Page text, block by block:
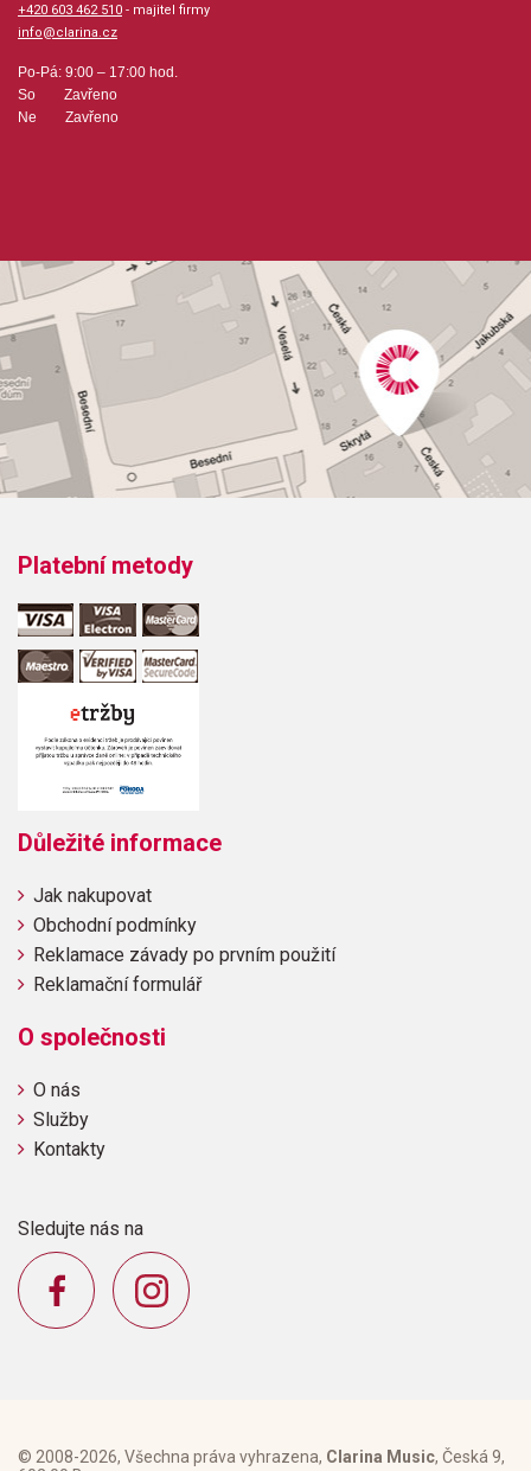
+420 603 462 510 - majitel firmy
info@clarina.cz
Po-Pá: 9:00 – 17:00 hod.
So Zavřeno
Ne Zavřeno
Platební metody
Důležité informace
Jak nakupovat
Obchodní podmínky
Reklamace závady po prvním použití
Reklamační formulář
O společnosti
O nás
Služby
Kontakty
Sledujte nás na
© 2008-2026, Všechna práva vyhrazena, Clarina Music, Česká 9,